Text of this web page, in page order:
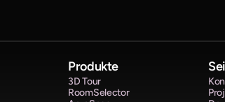
Produkte
3D Tour
RoomSelector